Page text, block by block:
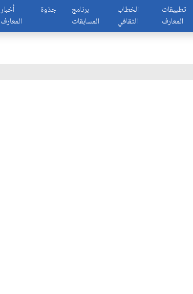
أخبار
المعارف
جذوة
برنامج
المسابقات
الخطاب
الثقافي
تطبيقات
المعارف